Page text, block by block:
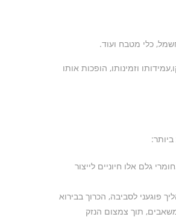
כלי מטבח ועוד.
וזמינותו, הופכות אותו
גלם אלו חיוניים לייצור
פוגעני לסביבה, הכרוך בבירוא
תוך צמצום הנזק